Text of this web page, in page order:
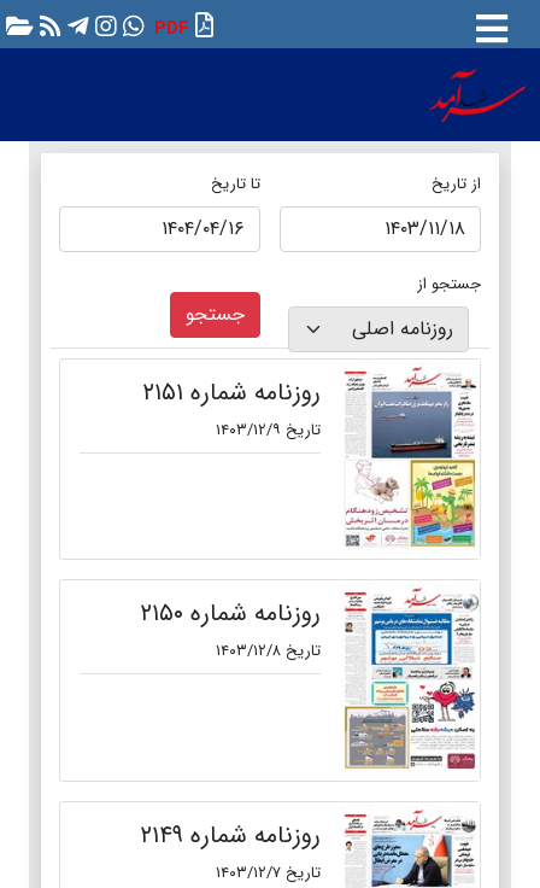
PDF
از تاریخ تا تاریخ
جستجو از
جستجو
روزنامه شماره ۲۱۵۱
تاریخ ۱۴۰۳/۱۲/۹
روزنامه شماره ۲۱۵۰
تاریخ ۱۴۰۳/۱۲/۸
روزنامه شماره ۲۱۴۹
تاریخ ۱۴۰۳/۱۲/۷